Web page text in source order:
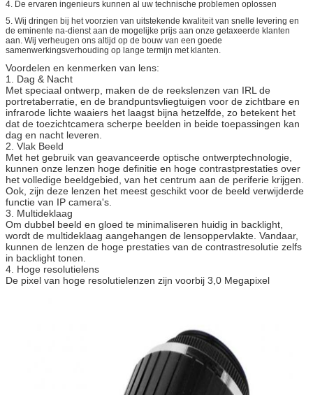
4. De ervaren ingenieurs kunnen al uw technische problemen oplossen
5. Wij dringen bij het voorzien van uitstekende kwaliteit van snelle levering en
de eminente na-dienst aan de mogelijke prijs aan onze getaxeerde klanten
aan. Wij verheugen ons altijd op de bouw van een goede
samenwerkingsverhouding op lange termijn met klanten.
Voordelen en kenmerken van lens:
1. Dag & Nacht
Met speciaal ontwerp, maken de de reekslenzen van IRL de
portretaberratie, en de brandpuntsvliegtuigen voor de zichtbare en
infrarode lichte waaiers het laagst bijna hetzelfde, zo betekent het
dat de toezichtcamera scherpe beelden in beide toepassingen kan
dag en nacht leveren.
2. Vlak Beeld
Met het gebruik van geavanceerde optische ontwerptechnologie,
kunnen onze lenzen hoge definitie en hoge contrastprestaties over
het volledige beeldgebied, van het centrum aan de periferie krijgen.
Ook, zijn deze lenzen het meest geschikt voor de beeld verwijderde
functie van IP camera's.
3. Multideklaag
Om dubbel beeld en gloed te minimaliseren huidig in backlight,
wordt de multideklaag aangehangen de lensoppervlakte. Vandaar,
kunnen de lenzen de hoge prestaties van de contrastresolutie zelfs
in backlight tonen.
4. Hoge resolutielens
De pixel van hoge resolutielenzen zijn voorbij 3,0 Megapixel